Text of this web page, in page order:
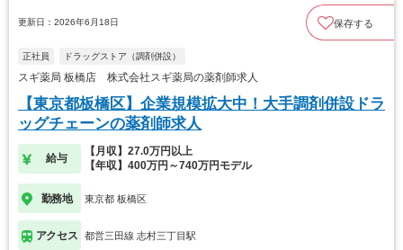
更新日：2026年6月18日 保存する
正社員 ドラッグストア（調剤併設）
スギ薬局 板橋店 株式会社スギ薬局の薬剤師求人
【東京都板橋区】企業規模拡大中！大手調剤併設ドラ
ッグチェーンの薬剤師求人
給与
【月収】27.0万円以上
【年収】400万円～740万円モデル
勤務地 東京都 板橋区
アクセス 都営三田線 志村三丁目駅